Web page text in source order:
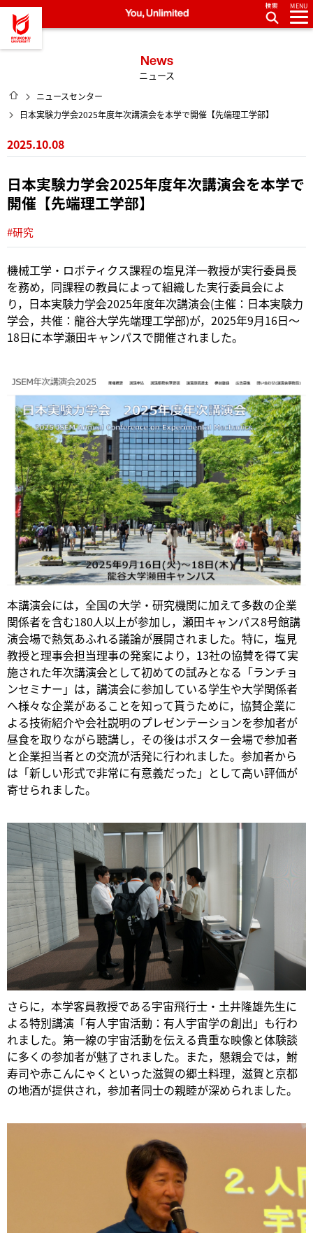
龍谷大学 You, Unlimited
MENU
News
ニュース
HOME
ニュースセンター
日本実験力学会2025年度年次講演会を本学で開催【先端理工学部】
2025.10.08
日本実験力学会2025年度年次講演会を本学で
開催【先端理工学部】
#研究
機械工学・ロボティクス課程の塩見洋一教授が実行委員長
を務め，同課程の教員によって組織した実行委員会によ
り，日本実験力学会2025年度年次講演会(主催：日本実験力
学会，共催：龍谷大学先端理工学部)が，2025年9月16日～
18日に本学瀬田キャンパスで開催されました。
本講演会には，全国の大学・研究機関に加えて多数の企業
関係者を含む180人以上が参加し，瀬田キャンパス8号館講
演会場で熱気あふれる議論が展開されました。特に，塩見
教授と理事会担当理事の発案により，13社の協賛を得て実
施された年次講演会として初めての試みとなる「ランチョ
ンセミナー」は，講演会に参加している学生や大学関係者
へ様々な企業があることを知って貰うために，協賛企業に
よる技術紹介や会社説明のプレゼンテーションを参加者が
昼食を取りながら聴講し，その後はポスター会場で参加者
と企業担当者との交流が活発に行われました。参加者から
は「新しい形式で非常に有意義だった」として高い評価が
寄せられました。
さらに，本学客員教授である宇宙飛行士・土井隆雄先生に
よる特別講演「有人宇宙活動：有人宇宙学の創出」も行わ
れました。第一線の宇宙活動を伝える貴重な映像と体験談
に多くの参加者が魅了されました。また，懇親会では，鮒
寿司や赤こんにゃくといった滋賀の郷土料理，滋賀と京都
の地酒が提供され，参加者同士の親睦が深められました。